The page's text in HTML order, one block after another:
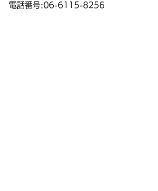
電話番号:06-6115-8256